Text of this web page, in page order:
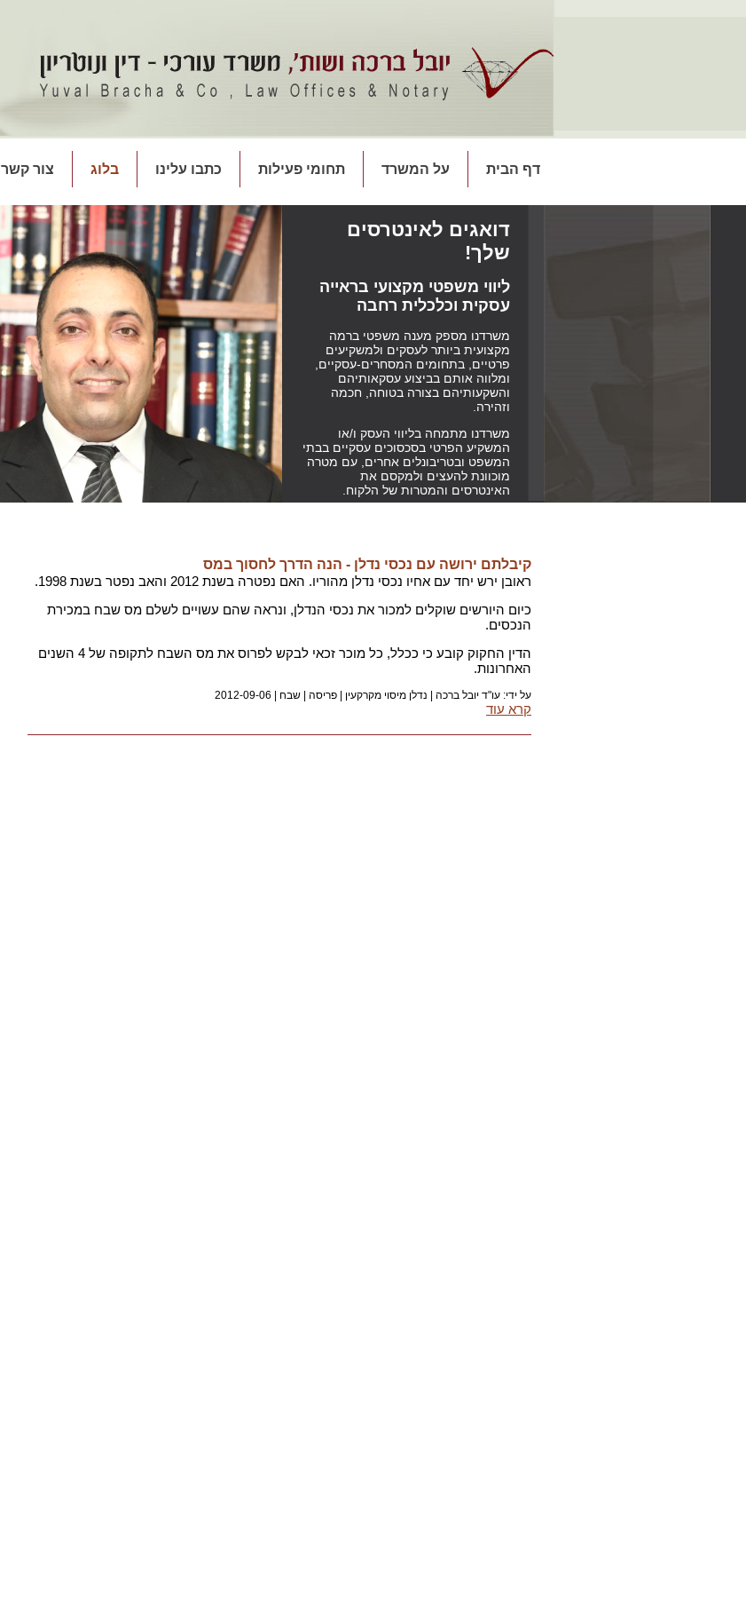
דף הבית על המשרד תחומי פעילות כתבו עלינו בלוג צור קשר
דואגים לאינטרסים
שלך!
ליווי משפטי מקצועי בראייה
עסקית וכלכלית רחבה
משרדנו מספק מענה משפטי ברמה
מקצועית ביותר לעסקים ולמשקיעים
פרטיים, בתחומים המסחרים-עסקיים,
ומלווה אותם בביצוע עסקאותיהם
והשקעותיהם בצורה בטוחה, חכמה
וזהירה.
משרדנו מתמחה בליווי העסק ו/או
המשקיע הפרטי בסכסוכים עסקיים בבתי
המשפט ובטריבונלים אחרים, עם מטרה
מוכוונת להעצים ולמקסם את
האינטרסים והמטרות של הלקוח.
קיבלתם ירושה עם נכסי נדלן - הנה הדרך לחסוך במס
ראובן ירש יחד עם אחיו נכסי נדלן מהוריו. האם נפטרה בשנת 2012 והאב נפטר בשנת 1998.
כיום היורשים שוקלים למכור את נכסי הנדלן, ונראה שהם עשויים לשלם מס שבח במכירת
הנכסים.
הדין החקוק קובע כי ככלל, כל מוכר זכאי לבקש לפרוס את מס השבח לתקופה של 4 השנים
האחרונות.
על ידי: עו"ד יובל ברכה | נדלן מיסוי מקרקעין פריסה שבח 2012-09-06
קרא עוד